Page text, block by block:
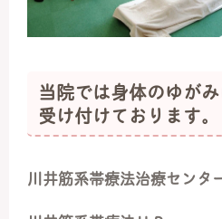
当院では身体のゆが
受け付けております。
川井筋系帯療法治療センタ